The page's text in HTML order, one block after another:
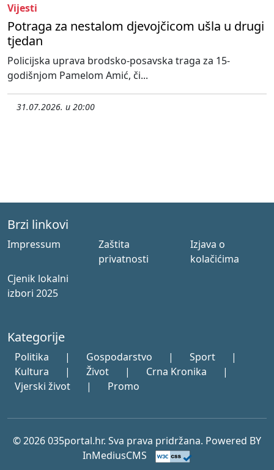
Vijesti
Potraga za nestalom djevojčicom ušla u drugi
tjedan
Policijska uprava brodsko-posavska traga za 15-
godišnjom Pamelom Amić, či...
31.07.2026. u 20:00
Brzi linkovi
Impressum
Zaštita
privatnosti
Izjava o
kolačićima
Cjenik lokalni
izbori 2025
Kategorije
Politika | Gospodarstvo | Sport
|
Kultura
| Život | Crna Kronika
|
Vjerski život
| Promo
© 2026 035portal.hr. Sva prava pridržana. Powered BY
InMediusCMS